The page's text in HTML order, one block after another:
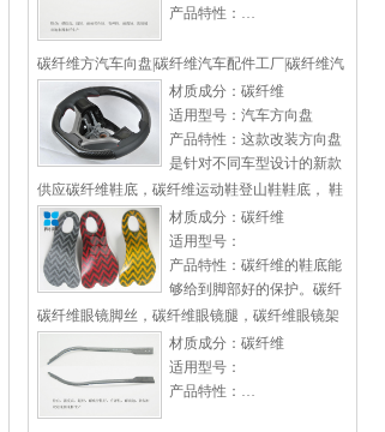
产品特性：…
碳纤维方汽车向盘|碳纤维汽车配件工厂|碳纤维汽
材质成分：碳纤维
适用型号：汽车方向盘
产品特性：这款改装方向盘
是针对不同车型设计的新款
时尚方向盘，可以同不同类
型改装底座配合安装，为一
通用型方向盘。本司专业生
产改装方向盘、铝合金汽车
尾翼、汽车音响改装工具，
汽车排档头，车用餐盘，车
假风口等等产品的企业，我
厂拥有完整、科学的质量管
理体系。公司的产品具备国
供应碳纤维鞋底，碳纤维运动鞋登山鞋鞋底， 鞋
材质成分：碳纤维
适用型号：
产品特性：碳纤维的鞋底能
够给到脚部好的保护。碳纤
维鞋底非常轻盈，能提供很
好的稳定性，可以根据客户
需要做成不同的硬度和厚
度。…
碳纤维眼镜脚丝，碳纤维眼镜腿，碳纤维眼镜架
材质成分：碳纤维
适用型号：
产品特性：…